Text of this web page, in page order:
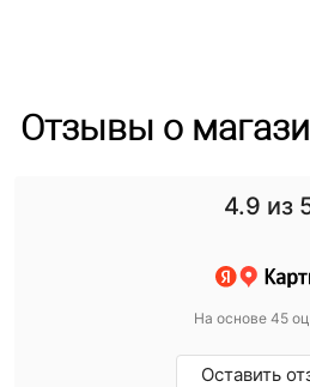
Отзывы о
4.9 из
На основе 45
Оставить